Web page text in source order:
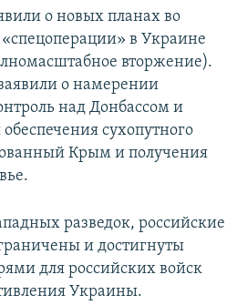
о новых планах во
в Украине
вторжение).
о намерении
над Донбассом и
сухопутного
Крым и получения
разведок, российские
и достигнуты
для российских войск
Украины.